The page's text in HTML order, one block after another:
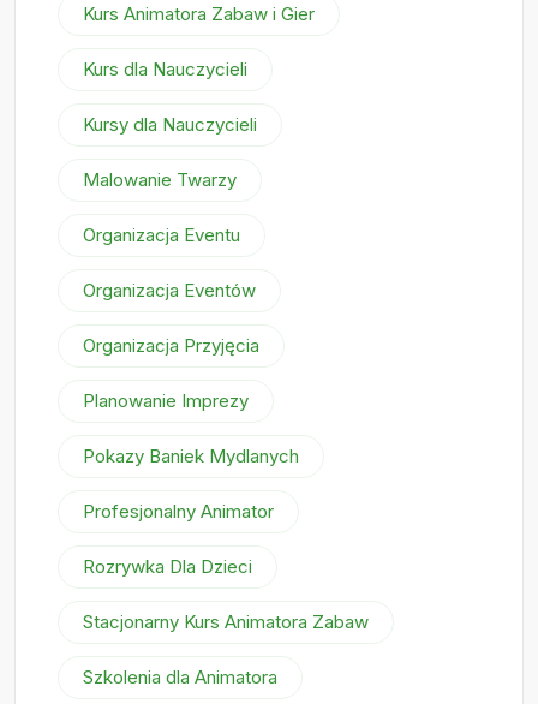
Kurs Animatora Zabaw i Gier
Kurs dla Nauczycieli
Kursy dla Nauczycieli
Malowanie Twarzy
Organizacja Eventu
Organizacja Eventów
Organizacja Przyjęcia
Planowanie Imprezy
Pokazy Baniek Mydlanych
Profesjonalny Animator
Rozrywka Dla Dzieci
Stacjonarny Kurs Animatora Zabaw
Szkolenia dla Animatora